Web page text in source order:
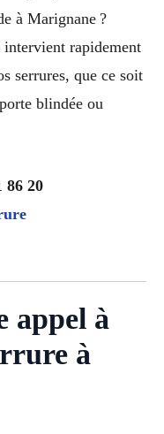
à Marignane ?
intervient rapidement
serrures, que ce soit
blindée ou
86 20
appel à
à